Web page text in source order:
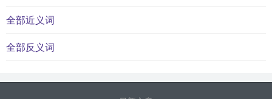
全部近义词
全部反义词